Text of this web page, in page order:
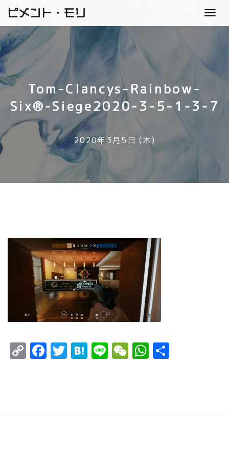
ピメント・モリ
Tom-Clancys-Rainbow-
Six®-Siege2020-3-5-1-3-7
2020年3月5日 (木)
CopyFacebook
Twitter
Hatena
LineWeChat
WhatsApp